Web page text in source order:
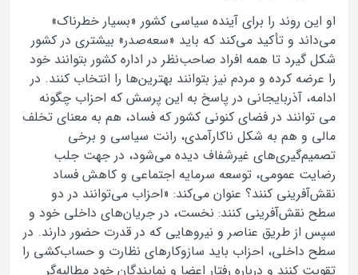
او این روند را برای آینده سیاسی کشور «بسیار خطرناک»
می‌داند و تأکید می‌کند که باید «سعه‌صدر» بیشتری در کشور
شکل گیرد تا همه افراد صاحب‌نظر در اداره کشور بتوانند خود
را عرضه کرده و مردم نیز بتوانند بهترین‌ها را انتخاب کنند. در
ادامه، آذربایجانی در پاسخ به این پرسش که احزاب چگونه
می توانند در فضای کنونی کشور که فساد، هم به معنای تخلف
مالی و هم به شکل ناکارآمدی، رانت سیاسی و برخی
تصمیم‌گیری‌های غیرشفاف دیده می‌شود، در جهت جلب
رضایت عمومی، توسعه سرمایه اجتماعی و کاهش فساد
نقش‌آفرینی کنند؟ عنوان می‌کند: «احزاب می‌توانند در دو
سطح نقش‌آفرینی کنند: نخست، در جریان‌های داخلی خود و
سپس از طریق عناصر و نیروهایی که در قدرت حضور دارند. در
سطح داخلی، احزاب باید سازوکارهای نظارت و حساب‌کشی را
تقویت کنند و درباره رفتار اعضا و نمایندگان خود مطالبه‌گر